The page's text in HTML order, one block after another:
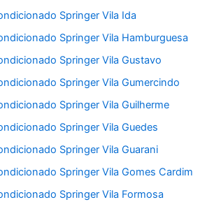
Springer Vila Ida
Springer Vila Hamburguesa
Springer Vila Gustavo
Springer Vila Gumercindo
Springer Vila Guilherme
Springer Vila Guedes
Springer Vila Guarani
Springer Vila Gomes Cardim
Springer Vila Formosa